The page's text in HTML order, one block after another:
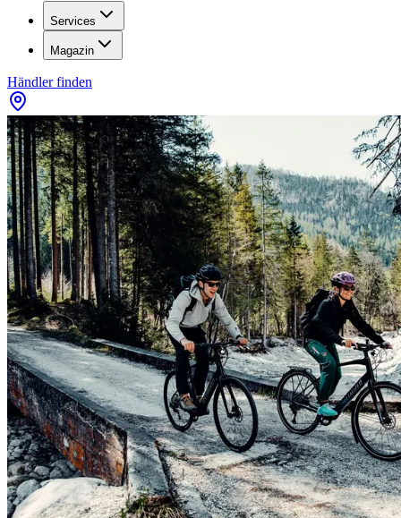
Services
Magazin
Händler finden